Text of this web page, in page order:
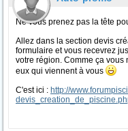
Ne vous prenez pas la tête
Allez dans la section devis
formulaire et vous recevrez
votre région. Comme ça vous
eux qui viennent à vous
C'est ici : http://